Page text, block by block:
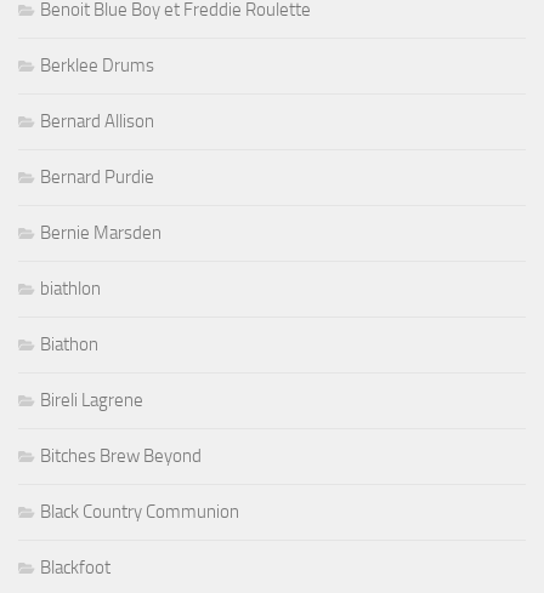
Benoit Blue Boy et Freddie Roulette
Berklee Drums
Bernard Allison
Bernard Purdie
Bernie Marsden
biathlon
Biathon
Bireli Lagrene
Bitches Brew Beyond
Black Country Communion
Blackfoot